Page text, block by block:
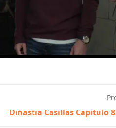
Dinastia Casillas Capitulo